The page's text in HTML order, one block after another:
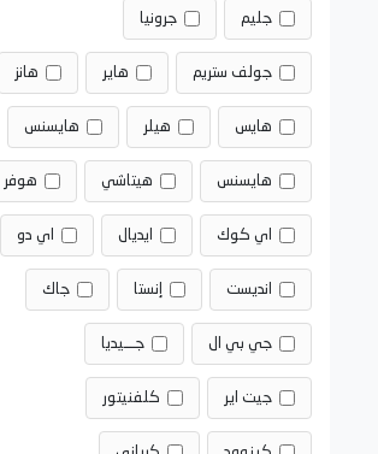
جليم جرونيا
جولف ستريم هاير هانز
هايس هيلر هايسنس
هايسنس هيتاشي هوفر
اي كوك ايديال اي دو
انديست إنستا جاك
جي بي ال جـــيديا
جيت اير كلفنيتور